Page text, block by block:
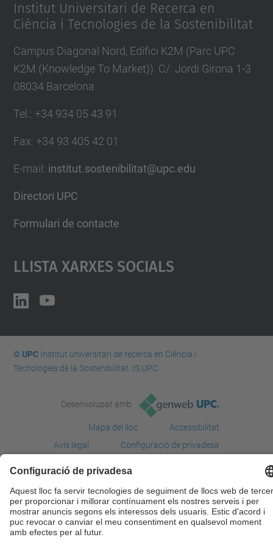
Institut Universitari de Recerca en
Ciència i Tecnologies de la Sostenibilitat
Campus Diagonal Nord, Edifici K2M (Parc UPC
K2M (Knowledge To Market)). C/. Jordi Girona 1-3
08034 Barcelona
Tel. : +34 934 05 43 91
Fax: +34 93 405 42 01
E-mail : institut.sostenibilitat@upc.edu
Directori UPC
Formulari de contacte
Llista Xarxes Socials
© UPCInstitut universitari de recerca en Ciència i
Tecnologies de la Sostenibilitat. IS.UPC.
Desenvolupat amb
Mapa del lloc
Accessibilitat
Avís legal
Configuració de privadesa